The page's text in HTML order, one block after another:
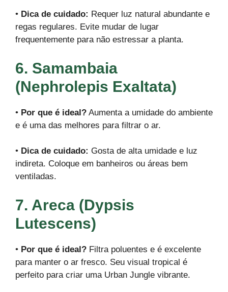
• Dica de cuidado: Requer luz natural abundante e
regas regulares. Evite mudar de lugar
frequentemente para não estressar a planta.
6. Samambaia
(Nephrolepis Exaltata)
• Por que é ideal? Aumenta a umidade do ambiente
e é uma das melhores para filtrar o ar.
• Dica de cuidado: Gosta de alta umidade e luz
indireta. Coloque em banheiros ou áreas bem
ventiladas.
7. Areca (Dypsis
Lutescens)
• Por que é ideal? Filtra poluentes e é excelente
para manter o ar fresco. Seu visual tropical é
perfeito para criar uma Urban Jungle vibrante.